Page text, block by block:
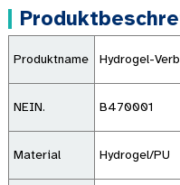
Produktname Hydrogel-
NEIN. B470001
Material Hydrogel/PU